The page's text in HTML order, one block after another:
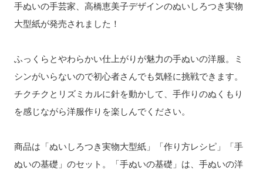
手ぬいの手芸家、高橋恵美子デザインのぬいしろつき実物
大型紙が発売されました！
ふっくらとやわらかい仕上がりが魅力の手ぬいの洋服。ミ
シンがいらないので初心者さんでも気軽に挑戦できます。
チクチクとリズミカルに針を動かして、手作りのぬくもり
を感じながら洋服作りを楽しんでください。
商品は「ぬいしろつき実物大型紙」「作り方レシピ」「手
ぬいの基礎」のセット。「手ぬいの基礎」は、手ぬいの洋